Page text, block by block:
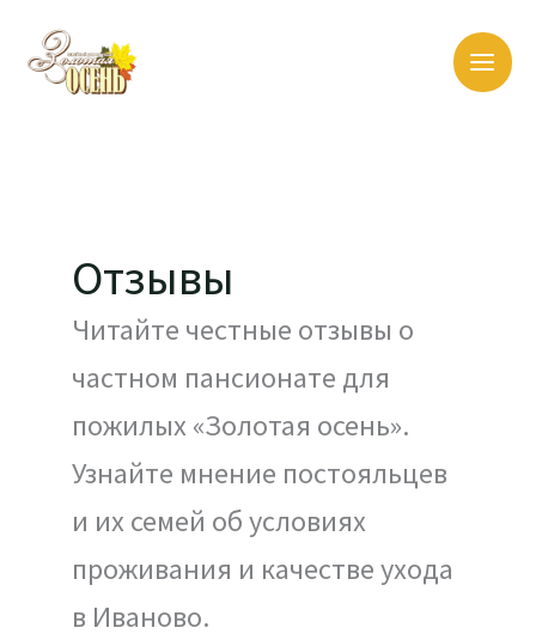
содержимому
Отзывы
Читайте честные отзывы о
частном пансионате для
пожилых «Золотая осень».
Узнайте мнение постояльцев
и их семей об условиях
проживания и качестве ухода
в Иваново.